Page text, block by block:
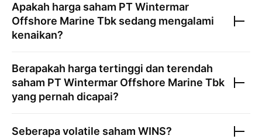
Apakah harga saham PT Wintermar
Offshore Marine Tbk sedang mengalami
kenaikan?
Berapakah harga tertinggi dan terendah
saham PT Wintermar Offshore Marine Tbk
yang pernah dicapai?
Seberapa volatile saham WINS?